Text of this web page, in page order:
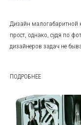
Дизайн малогабаритной
прост, однако, судя по
дизайнеров задач не
ПОДРОБНЕЕ